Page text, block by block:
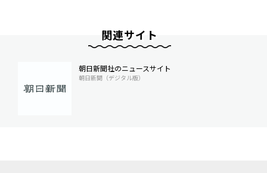
関連サイト
朝日新聞社のニュースサイト
朝日新聞（デジタル版）